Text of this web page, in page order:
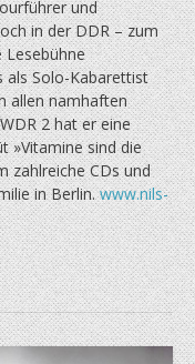
und
in der DDR – zum
Lesebühne
als Solo-Kabarettist
allen namhaften
2 hat er eine
»Vitamine sind die
zahlreiche CDs und
in Berlin.www.nils-